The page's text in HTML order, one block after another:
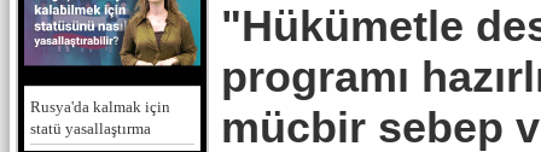
Rusya'da kalmak için
statü yasallaştırma
"Hükümetle
programı
mücbir sebep